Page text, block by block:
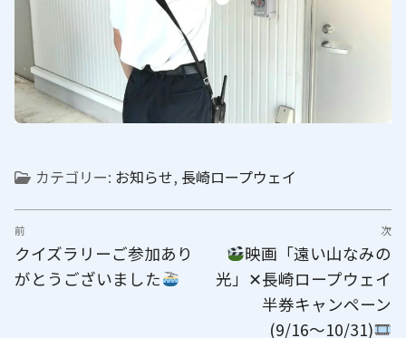
カテゴリー: お知らせ, 長崎ロープウェイ
投
稿
ナ
前
前
の
クイズラリーご参加あり
がとうございました
次
次
の
️映画「遠い山なみの
光」✕長崎ロープウェイ
半券キャンペーン
(9/16〜10/31)